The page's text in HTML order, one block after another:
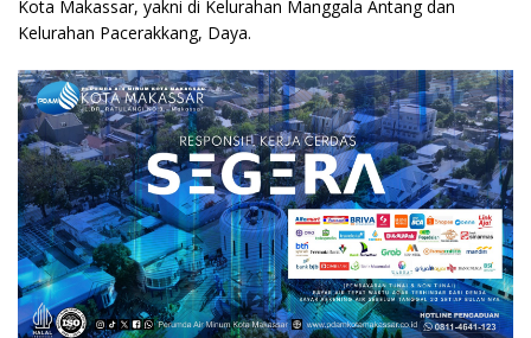
Kota Makassar, yakni di Kelurahan Manggala Antang dan
Kelurahan Pacerakkang, Daya.